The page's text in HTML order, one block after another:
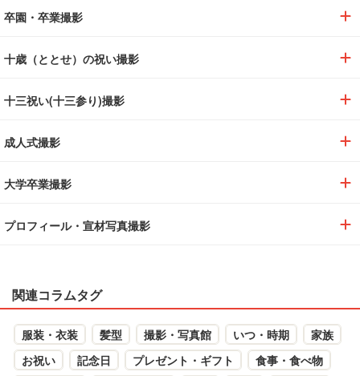
卒園・卒業撮影
十歳（ととせ）の祝い撮影
十三祝い(十三参り)撮影
成人式撮影
大学卒業撮影
プロフィール・宣材写真撮影
関連コラムタグ
服装・衣装 髪型 撮影・写真館 いつ・時期
家族
お祝い
記念日 プレゼント・ギフト
食事・食べ物